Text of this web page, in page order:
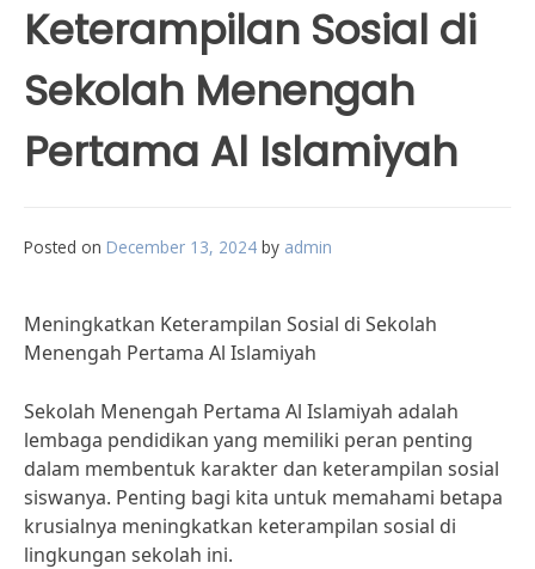
Keterampilan Sosial di
Sekolah Menengah
Pertama Al Islamiyah
Posted on December 13, 2024 by admin
Meningkatkan Keterampilan Sosial di Sekolah
Menengah Pertama Al Islamiyah
Sekolah Menengah Pertama Al Islamiyah adalah
lembaga pendidikan yang memiliki peran penting
dalam membentuk karakter dan keterampilan sosial
siswanya. Penting bagi kita untuk memahami betapa
krusialnya meningkatkan keterampilan sosial di
lingkungan sekolah ini.